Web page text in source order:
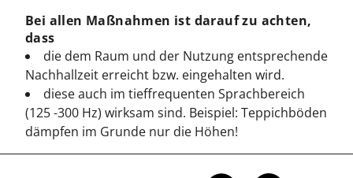
Bei allen Maßnahmen ist darauf zu achten,
dass
die dem Raum und der Nutzung entsprechende
Nachhallzeit erreicht bzw. eingehalten wird.
diese auch im tieffrequenten Sprachbereich
(125 -300 Hz) wirksam sind. Beispiel: Teppichböden
dämpfen im Grunde nur die Höhen!